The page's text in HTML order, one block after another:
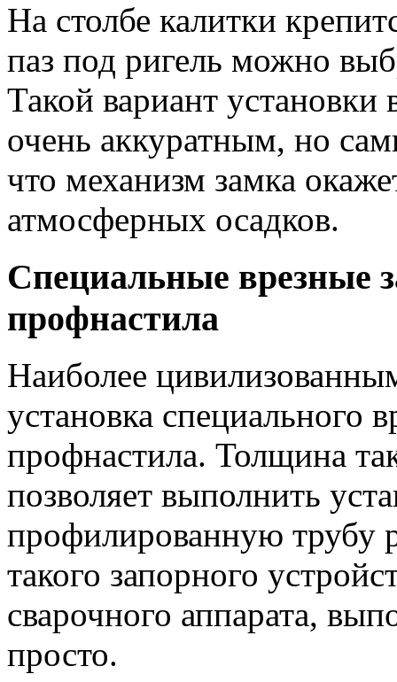
На столбе калитки
паз под ригель можно
Такой вариант установки
очень аккуратным, но
что механизм замка
атмосферных осадков.
Специальные врезные
профнастила
Наиболее
установка специального
профнастила. Толщина
позволяет выполнить
профилированную трубу
такого запорного
сварочного аппарата,
просто.